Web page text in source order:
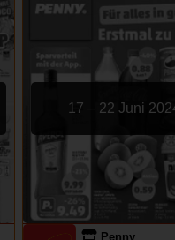
17 – 22 Juni
Penny